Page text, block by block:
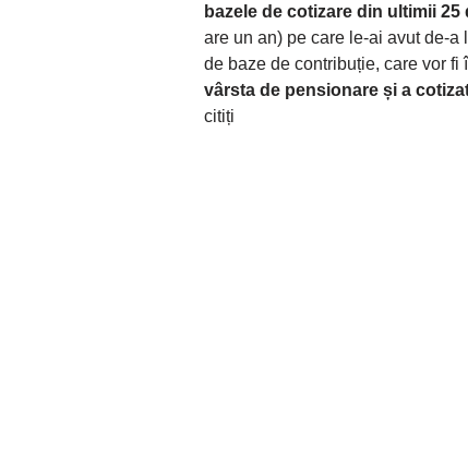
bazele de cotizare din ultimii 25
are un an) pe care le-ai avut de-
de baze de contribuție, care vor
vârsta de pensionare și a
citiți